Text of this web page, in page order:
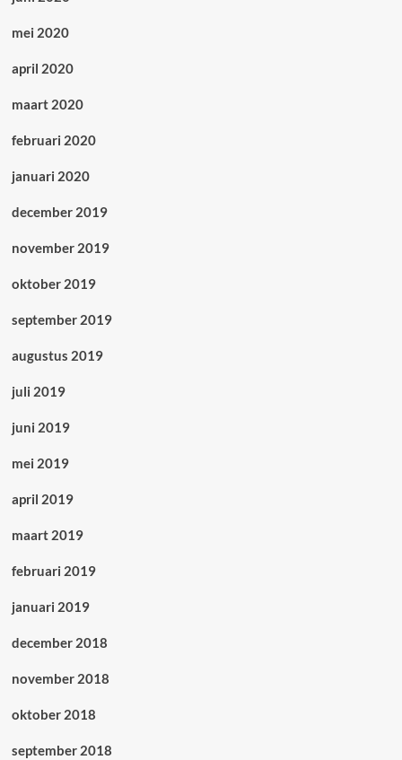
mei 2020
april 2020
maart 2020
februari 2020
januari 2020
december 2019
november 2019
oktober 2019
september 2019
augustus 2019
juli 2019
juni 2019
mei 2019
april 2019
maart 2019
februari 2019
januari 2019
december 2018
november 2018
oktober 2018
september 2018